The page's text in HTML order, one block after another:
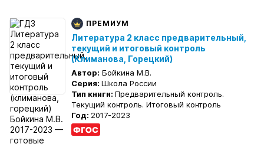
ПРЕМИУМ
Литература 2 класс предварительный,
текущий и итоговый контроль
(Климанова, Горецкий)
Автор: Бойкина М.В.
Серия: Школа России
Тип книги: Предварительный контроль.
Текущий контроль. Итоговый контроль
Год: 2017-2023